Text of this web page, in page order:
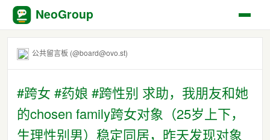
NeoGroup
公共留言板 (@board@ovo.st)
#跨女 #药娘 #跨性别 求助，我朋友和她
的chosen family跨女对象（25岁上下，
生理性别男）稳定同居，昨天发现对象